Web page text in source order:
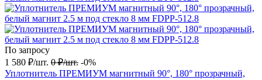
По запросу
1 580 ₽/шт. 0 ₽/шт. -0%
Уплотнитель ПРЕМИУМ магнитный 90°, 180° прозрачный,